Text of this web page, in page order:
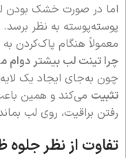
اما در صورت خشک بودن
پوسته‌پوسته به نظر برسد.
معمولاً هنگام پاک‌کردن به
چرا تینت لب بیشتر دوام
چون به‌جای ایجاد یک
تثبیت می‌کند و همین
رفتن براقیت، روی لب
تفاوت از نظر جلوه